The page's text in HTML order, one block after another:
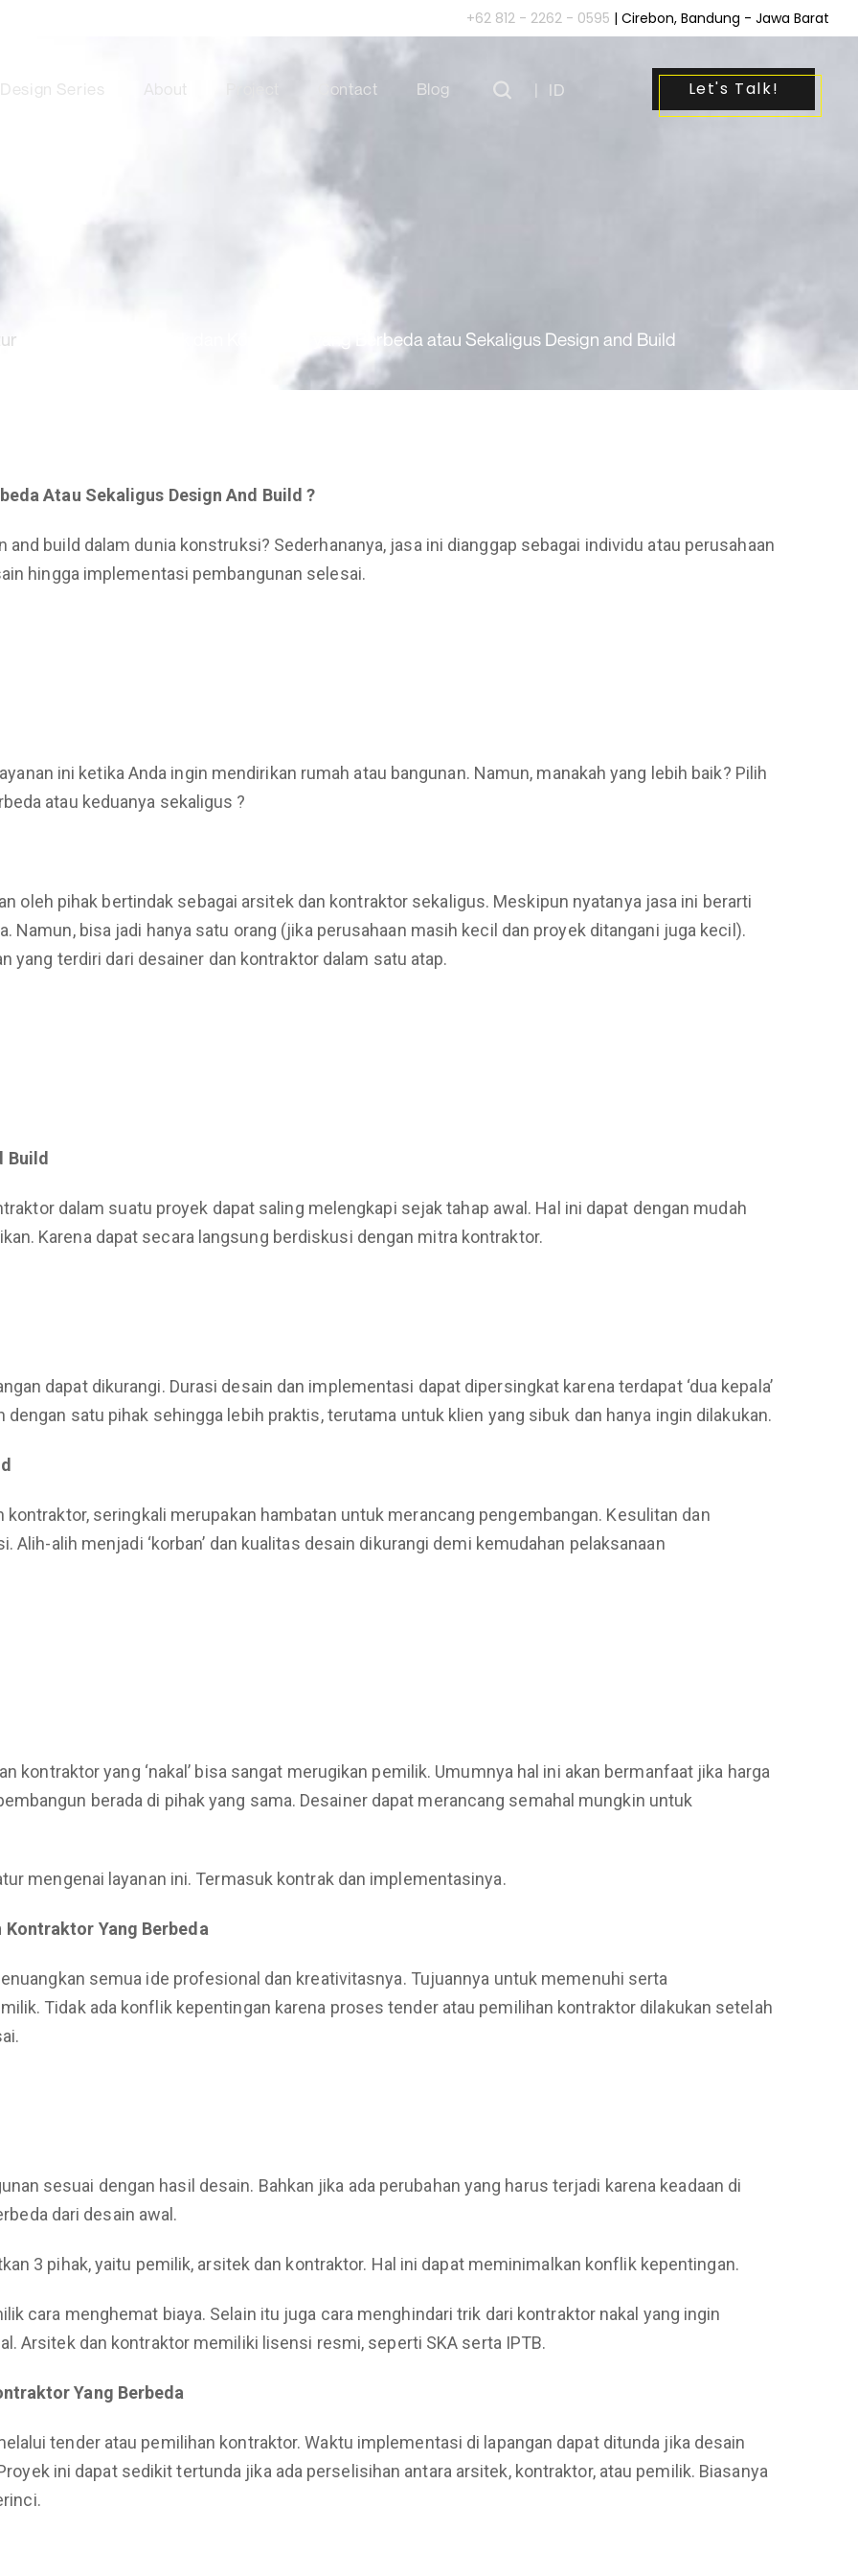
+62 812 - 2262 - 0595 | Cirebon, Bandung - Jawa Barat
Design Series About Contact Blog | ID Let's Talk!
Pilih Pakai Arsitek dan Kontraktor yang Berbeda atau Sekaligus Design and Build
Atau Sekaligus Design And Build ?
build dalam dunia konstruksi? Sederhananya, jasa ini dianggap sebagai individu atau perusahaan
hingga implementasi pembangunan selesai.
ini ketika Anda ingin mendirikan rumah atau bangunan. Namun, manakah yang lebih baik? Pilih
atau keduanya sekaligus ?
oleh pihak bertindak sebagai arsitek dan kontraktor sekaligus. Meskipun nyatanya jasa ini berarti
Namun, bisa jadi hanya satu orang (jika perusahaan masih kecil dan proyek ditangani juga kecil).
yang terdiri dari desainer dan kontraktor dalam satu atap.
Build
dalam suatu proyek dapat saling melengkapi sejak tahap awal. Hal ini dapat dengan mudah
Karena dapat secara langsung berdiskusi dengan mitra kontraktor.
dapat dikurangi. Durasi desain dan implementasi dapat dipersingkat karena terdapat ‘dua kepala’
satu pihak sehingga lebih praktis, terutama untuk klien yang sibuk dan hanya ingin dilakukan.
seringkali merupakan hambatan untuk merancang pengembangan. Kesulitan dan
alih menjadi ‘korban’ dan kualitas desain dikurangi demi kemudahan pelaksanaan
kontraktor yang ‘nakal’ bisa sangat merugikan pemilik. Umumnya hal ini akan bermanfaat jika harga
berada di pihak yang sama. Desainer dapat merancang semahal mungkin untuk
mengenai layanan ini. Termasuk kontrak dan implementasinya.
Yang Berbeda
semua ide profesional dan kreativitasnya. Tujuannya untuk memenuhi serta
Tidak ada konflik kepentingan karena proses tender atau pemilihan kontraktor dilakukan setelah
sesuai dengan hasil desain. Bahkan jika ada perubahan yang harus terjadi karena keadaan di
dari desain awal.
3 pihak, yaitu pemilik, arsitek dan kontraktor. Hal ini dapat meminimalkan konflik kepentingan.
cara menghemat biaya. Selain itu juga cara menghindari trik dari kontraktor nakal yang ingin
Arsitek dan kontraktor memiliki lisensi resmi, seperti SKA serta IPTB.
Yang Berbeda
tender atau pemilihan kontraktor. Waktu implementasi di lapangan dapat ditunda jika desain
ini dapat sedikit tertunda jika ada perselisihan antara arsitek, kontraktor, atau pemilik. Biasanya